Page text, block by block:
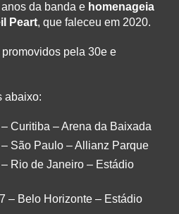
da banda e homenageia
Peart, que faleceu em 2020.
pela 30e e
abaixo:
Curitiba – Arena da Baixada
São Paulo – Allianz Parque
Rio de Janeiro – Estádio
– Belo Horizonte – Estádio